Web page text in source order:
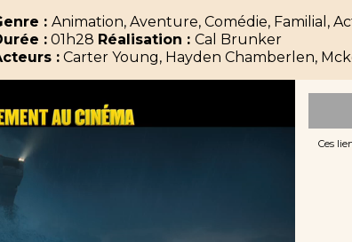
: Animation, Aventure, Comédie, Familial,
: 01h28 Réalisation : Cal Brunker
: Carter Young, Hayden Chamberlen,
Ces